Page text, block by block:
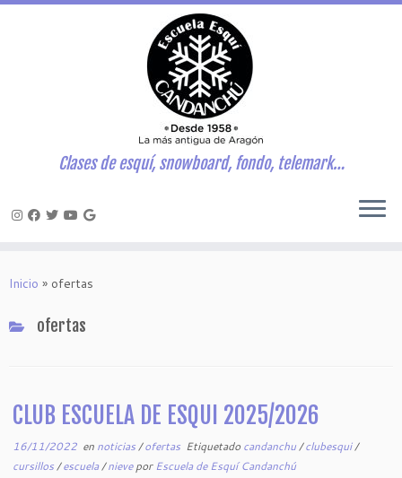
Clases de esquí, snowboard, fondo, telemark…
Inicio » ofertas
ofertas
CLUB ESCUELA DE ESQUI 2025/2026
16/11/2022 en noticias/ofertas Etiquetado candanchu/clubesqui/
cursillos/escuela/nievepor Escuela de Esquí Candanchú